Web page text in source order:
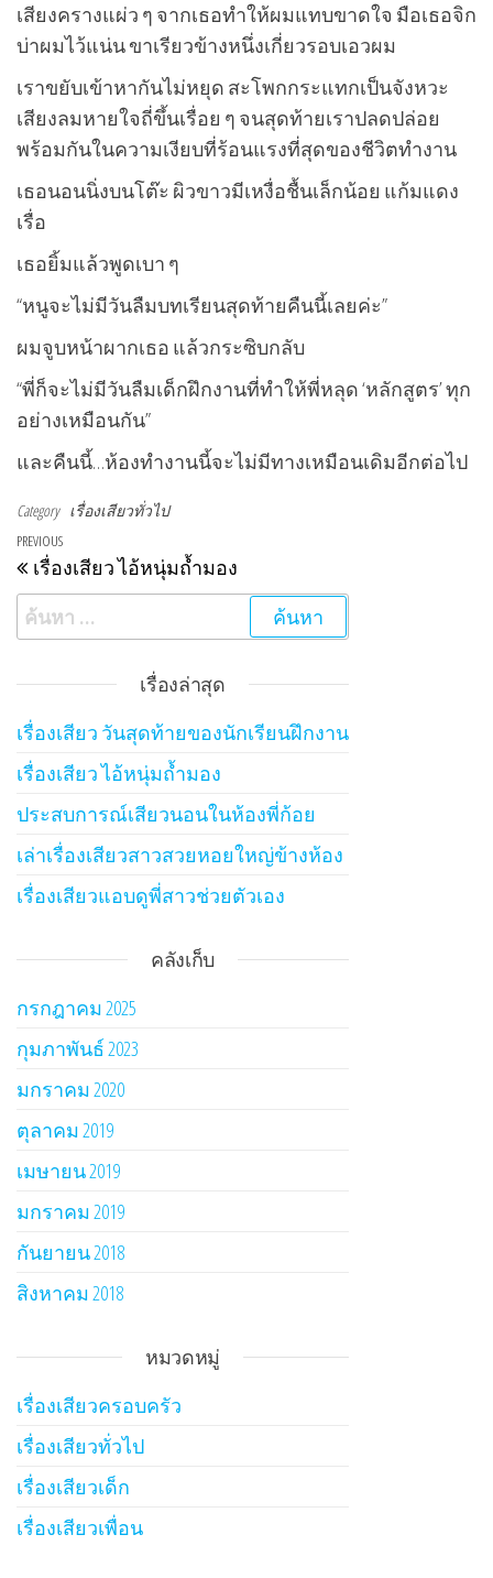
เสียงครางแผ่ว ๆ จากเธอทำให้ผมแทบขาดใจ มือเธอจิก
บ่าผมไว้แน่น ขาเรียวข้างหนึ่งเกี่ยวรอบเอวผม
เราขยับเข้าหากันไม่หยุด สะโพกกระแทกเป็นจังหวะ
เสียงลมหายใจถี่ขึ้นเรื่อย ๆ จนสุดท้ายเราปลดปล่อย
พร้อมกันในความเงียบที่ร้อนแรงที่สุดของชีวิตทำงาน
เธอนอนนิ่งบนโต๊ะ ผิวขาวมีเหงื่อชื้นเล็กน้อย แก้มแดง
เรื่อ
เธอยิ้มแล้วพูดเบา ๆ
“หนูจะไม่มีวันลืมบทเรียนสุดท้ายคืนนี้เลยค่ะ”
ผมจูบหน้าผากเธอ แล้วกระซิบกลับ
“พี่ก็จะไม่มีวันลืมเด็กฝึกงานที่ทำให้พี่หลุด ‘หลักสูตร’ ทุก
อย่างเหมือนกัน”
และคืนนี้…ห้องทำงานนี้จะไม่มีทางเหมือนเดิมอีกต่อไป
Category เรื่องเสียวทั่วไป
แนะแนวเรื่อง
Previous Post
PREVIOUS
เรื่องเสียว ไอ้หนุ่มถ้ำมอง
ค้นหาสำหรับ:
เรื่องล่าสุด
เรื่องเสียว วันสุดท้ายของนักเรียนฝึกงาน
เรื่องเสียว ไอ้หนุ่มถ้ำมอง
ประสบการณ์เสียวนอนในห้องพี่ก้อย
เล่าเรื่องเสียวสาวสวยหอยใหญ่ข้างห้อง
เรื่องเสียวแอบดูพี่สาวช่วยตัวเอง
คลังเก็บ
กรกฎาคม 2025
กุมภาพันธ์ 2023
มกราคม 2020
ตุลาคม 2019
เมษายน 2019
มกราคม 2019
กันยายน 2018
สิงหาคม 2018
หมวดหมู่
เรื่องเสียวครอบครัว
เรื่องเสียวทั่วไป
เรื่องเสียวเด็ก
เรื่องเสียวเพื่อน